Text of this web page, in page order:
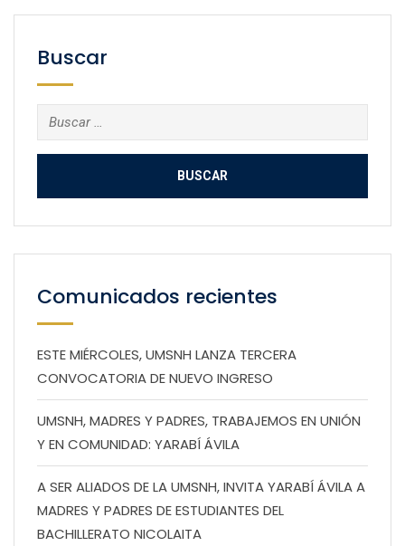
Buscar
Buscar:
Comunicados recientes
ESTE MIÉRCOLES, UMSNH LANZA TERCERA
CONVOCATORIA DE NUEVO INGRESO
UMSNH, MADRES Y PADRES, TRABAJEMOS EN UNIÓN
Y EN COMUNIDAD: YARABÍ ÁVILA
A SER ALIADOS DE LA UMSNH, INVITA YARABÍ ÁVILA A
MADRES Y PADRES DE ESTUDIANTES DEL
BACHILLERATO NICOLAITA